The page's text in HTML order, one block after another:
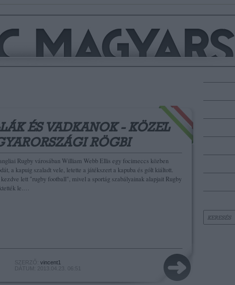
ÉS VADKANOK - KÖZEL
RÖGBI
Rugby városában William Webb Ellis egy focimeccs közben
a kapuig szaladt vele, letette a játékszert a kapuba és gólt kiáltott.
lett "rugby football", mivel a sportág szabályainak alapjait Rugby
le.…
SZERZŐ: vincent1
DÁTUM: 2013.04.23. 06:51